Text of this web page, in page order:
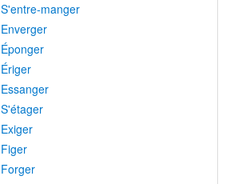
S'entre-manger
Enverger
Éponger
Ériger
Essanger
S'étager
Exiger
Figer
Forger